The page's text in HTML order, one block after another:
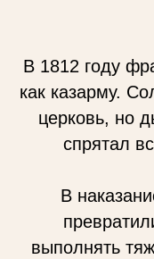
В 1812 году
как казарму.
церковь, но
спрятал
В
выполнять